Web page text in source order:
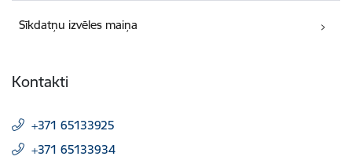
Sīkdatņu izvēles maiņa
Kontakti
+371 65133925
+371 65133934